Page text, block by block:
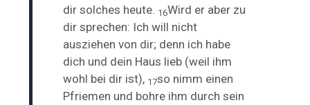
dir solches heute. 16Wird er aber zu
dir sprechen: Ich will nicht
ausziehen von dir; denn ich habe
dich und dein Haus lieb (weil ihm
wohl bei dir ist), 17so nimm einen
Pfriemen und bohre ihm durch sein